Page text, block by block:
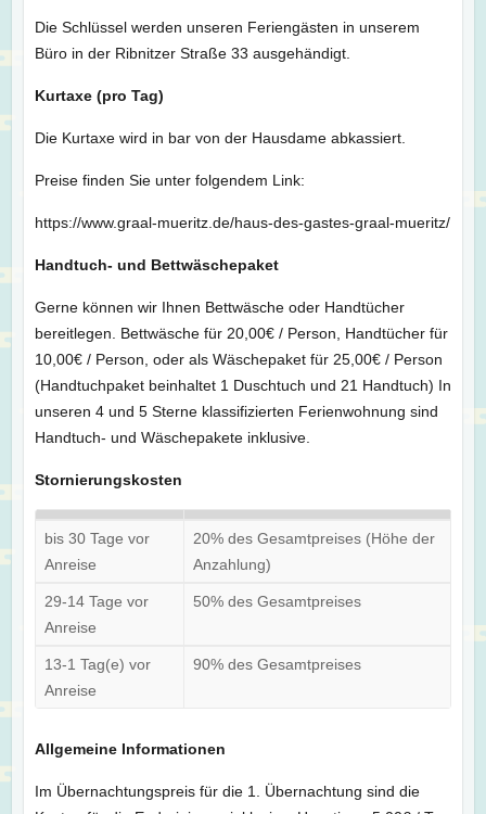
Die Schlüssel werden unseren Feriengästen in unserem
Büro in der Ribnitzer Straße 33 ausgehändigt.
Kurtaxe (pro Tag)
Die Kurtaxe wird in bar von der Hausdame abkassiert.
Preise finden Sie unter folgendem Link:
https://www.graal-mueritz.de/haus-des-gastes-graal-mueritz/
Handtuch- und Bettwäschepaket
Gerne können wir Ihnen Bettwäsche oder Handtücher
bereitlegen. Bettwäsche für 20,00€ / Person, Handtücher für
10,00€ / Person, oder als Wäschepaket für 25,00€ / Person
(Handtuchpaket beinhaltet 1 Duschtuch und 21 Handtuch) In
unseren 4 und 5 Sterne klassifizierten Ferienwohnung sind
Handtuch- und Wäschepakete inklusive.
Stornierungskosten
bis 30 Tage vor
Anreise
20% des Gesamtpreises (Höhe der
Anzahlung)
29-14 Tage vor
Anreise
50% des Gesamtpreises
13-1 Tag(e) vor
Anreise
90% des Gesamtpreises
Allgemeine Informationen
Im Übernachtungspreis für die 1. Übernachtung sind die